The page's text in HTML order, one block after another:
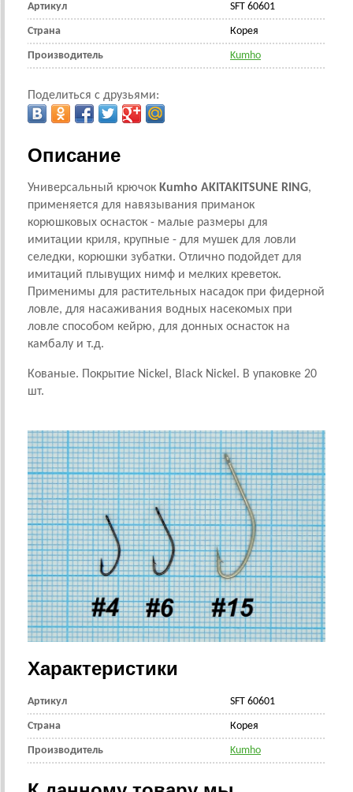
Артикул SFT 60601
Страна Корея
Производитель Kumho
Поделиться с друзьями:
Описание
Универсальный крючок Kumho AKITAKITSUNE RING,
применяется для навязывания приманок
корюшковых оснасток - малые размеры для
имитации криля, крупные - для мушек для ловли
селедки, корюшки зубатки. Отлично подойдет для
имитаций плывущих нимф и мелких креветок.
Применимы для растительных насадок при фидерной
ловле, для насаживания водных насекомых при
ловле способом кейрю, для донных оснасток на
камбалу и т.д.
Кованые. Покрытие Nickel, Black Nickel. В упаковке 20
шт.
Характеристики
Артикул SFT 60601
Страна Корея
Производитель Kumho